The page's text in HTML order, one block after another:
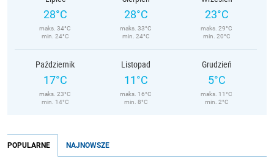
28°C
maks. 34°C
min. 24°C
28°C
maks. 33°C
min. 24°C
23°C
maks. 29°C
min. 20°C
Październik
17°C
maks. 23°C
min. 14°C
Listopad
11°C
maks. 16°C
min. 8°C
Grudzień
5°C
maks. 11°C
min. 2°C
POPULARNE NAJNOWSZE